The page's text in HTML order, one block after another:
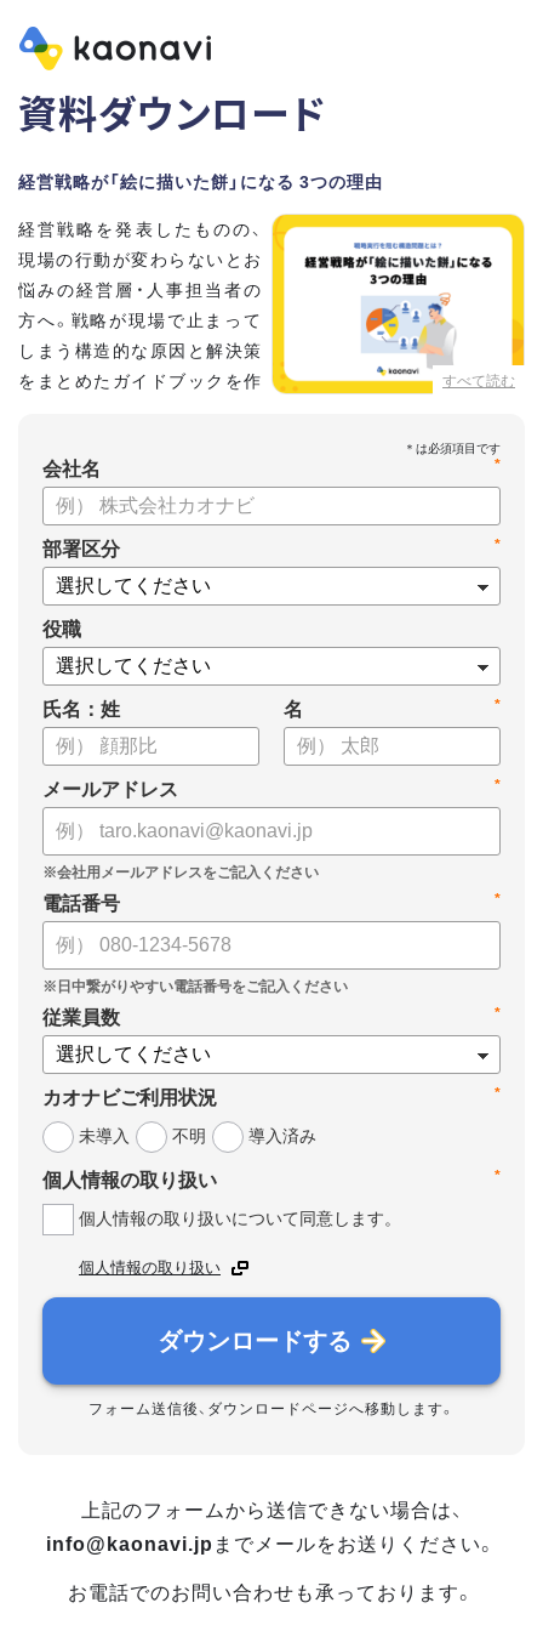
資料ダウンロード
経営戦略が「絵に描いた餅」になる 3つの理由
すべて読む
経営戦略を発表したものの、
現場の行動が変わらないとお
悩みの経営層・人事担当者の
方へ。戦略が現場で止まって
しまう構造的な原因と解決策
をまとめたガイドブックを作
本資料では、自律的に戦略を実行できる組織づくりのステップ
と、タレントマネジメントの視点から具体的なアプローチをお
届けします 。
【資料の内容】
・経営戦略が「絵に描いた餅」になる3つの理由
・人材の見える化や評価制度連動など、実務対応のポイント
・カオナビを活用した組織マネジメントの底上げ
*
会社名
*
部署区分
役職
氏名：姓 *
名
*
メールアドレス
*
電話番号
*
従業員数
*
カオナビご利用状況
未導入
不明 導入済み
*
個人情報の取り扱い
個人情報の取り扱いについて同意します。
個人情報の取り扱い
ダウンロードする
フォーム送信後、ダウンロードページへ移動します。
上記のフォームから送信できない場合は、
info@kaonavi.jp までメールをお送りください。
お電話でのお問い合わせも承っております。